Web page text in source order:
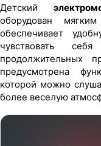
Детский
оборудован
обеспечивает
чувствовать
продолжительных
предусмотрена
которой можно
более веселую